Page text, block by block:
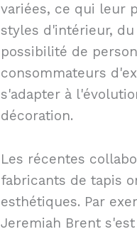
variées, ce qui leur
styles d'intérieur,
possibilité de
consommateurs
s'adapter à
décoration.
Les récentes
fabricants de tapis
esthétiques. Par
Jeremiah Brent